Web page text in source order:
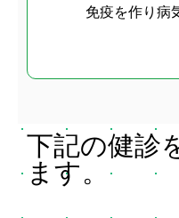
免疫を作り病
下記の健診
ます。